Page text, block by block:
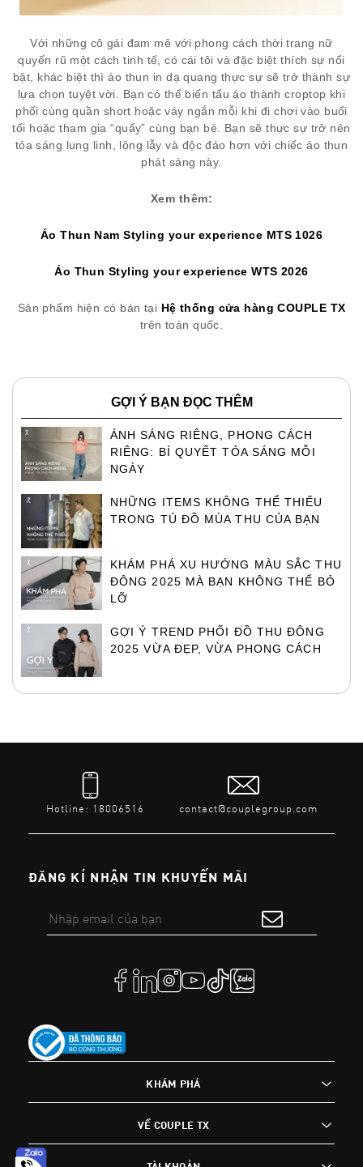
Với những cô gái đam mê với phong cách thời trang nữ
quyến rũ một cách tinh tế, có cái tôi và đặc biệt thích sự nổi
bật, khác biệt thì áo thun in dạ quang thực sự sẽ trở thành sự
lựa chọn tuyệt vời. Bạn có thể biến tấu áo thành croptop khi
phối cùng quần short hoặc váy ngắn mỗi khi đi chơi vào buổi
tối hoặc tham gia “quẩy” cùng bạn bè. Bạn sẽ thực sự trở nên
tỏa sáng lung linh, lộng lẫy và độc đáo hơn với chiếc áo thun
phát sáng này.
Xem thêm:
Áo Thun Nam Styling your experience MTS 1026
Áo Thun Styling your experience WTS 2026
Sản phẩm hiện có bán tại Hệ thống cửa hàng COUPLE TX
trên toàn quốc.
GỢI Ý BẠN ĐỌC THÊM
ÁNH SÁNG RIÊNG, PHONG CÁCH
RIÊNG: BÍ QUYẾT TỎA SÁNG MỖI
NGÀY
NHỮNG ITEMS KHÔNG THỂ THIẾU
TRONG TỦ ĐỒ MÙA THU CỦA BẠN
KHÁM PHÁ XU HƯỚNG MÀU SẮC THU
ĐÔNG 2025 MÀ BẠN KHÔNG THỂ BỎ
LỠ
GỢI Ý TREND PHỐI ĐỒ THU ĐÔNG
2025 VỪA ĐẸP, VỪA PHONG CÁCH
Hotline: 18006516 contact@couplegroup.com
ĐĂNG KÍ NHẬN TIN KHUYẾN MÃI
KHÁM PHÁ
VỀ COUPLE TX